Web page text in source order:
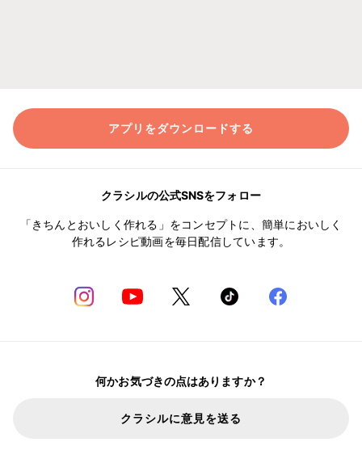
アプリをダウンロードする
クラシルの公式SNSをフォロー
「きちんとおいしく作れる」をコンセプトに、簡単においしく
作れるレシピ動画を毎日配信しています。
何かお気づきの点はありますか？
クラシルに意見を送る